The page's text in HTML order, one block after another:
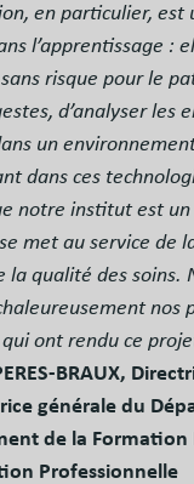
en particulier, est
l’apprentissage :
sans risque pour le
d’analyser les
un
dans ces
notre institut est un
met au service de
la qualité des soins.
nos
ont rendu ce
BRAUX,
générale du
de la
Professionnelle